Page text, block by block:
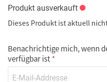
Produkt ausverkauft
Dieses Produkt ist aktuell
Benachrichtige mich, wenn
verfügbar ist